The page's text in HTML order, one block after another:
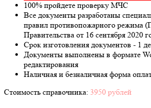
100% пройдете проверку МЧС
Все документы разработаны
правил противопожарного режима
Правительства от 16 сентября 2020
Срок изготовления документов - 1
Документы выполнены в формате
редактирования
Наличная и безналичная форма
Стоимость справочника: 3950 рублей